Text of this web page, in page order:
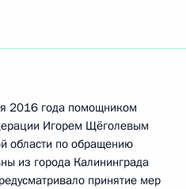
2016 года помощником
Игорем Щёголевым
области по обращению
из города Калининграда
принятие мер